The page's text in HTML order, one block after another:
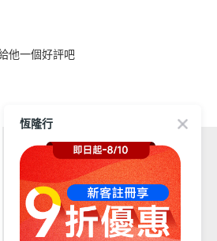
他一個好評吧
恆隆行